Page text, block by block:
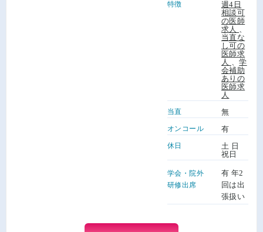
特徴
週4日
相談可
の医師
求人
当直な
し可の
医師求
人
、学
会補助
ありの
医師求
人
当直 無
オンコール 有
休日
土 日
祝日
学会・院外
研修出席
有 年2
回は出
張扱い